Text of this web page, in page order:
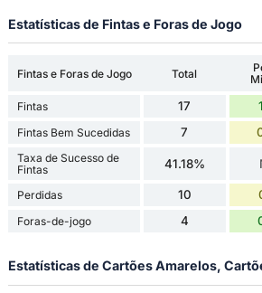
Estatísticas de Fintas e Foras de Jogo
Fintas e Foras de Jogo Total
Fintas 17
Fintas Bem Sucedidas 7
Taxa de Sucesso de
Fintas
41.18%
Perdidas 10
Foras-de-jogo 4
Estatísticas de Cartões Amarelos,